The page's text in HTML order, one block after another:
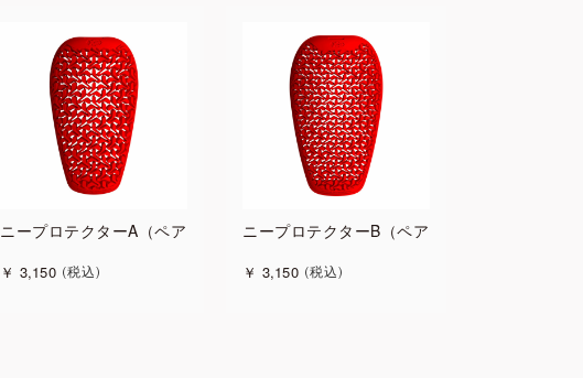
ニープロテクターA（ペア）
￥ 3,150 税込
ニープロテクターB（ペア）
￥ 3,150 税込